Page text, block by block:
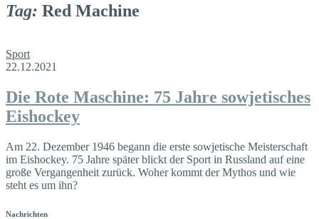
Tag: Red Machine
Sport
22.12.2021
Die Rote Maschine: 75 Jahre sowjetisches
Eishockey
Am 22. Dezember 1946 begann die erste sowjetische Meisterschaft
im Eishockey. 75 Jahre später blickt der Sport in Russland auf eine
große Vergangenheit zurück. Woher kommt der Mythos und wie
steht es um ihn?
Nachrichten